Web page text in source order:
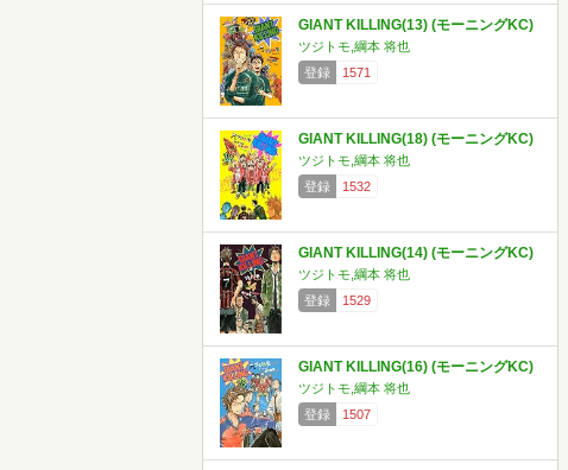
GIANT KILLING(13) (モーニングKC)
ツジトモ,綱本 将也
登録
1571
GIANT KILLING(18) (モーニングKC)
ツジトモ,綱本 将也
登録
1532
GIANT KILLING(14) (モーニングKC)
ツジトモ,綱本 将也
登録
1529
GIANT KILLING(16) (モーニングKC)
ツジトモ,綱本 将也
登録
1507